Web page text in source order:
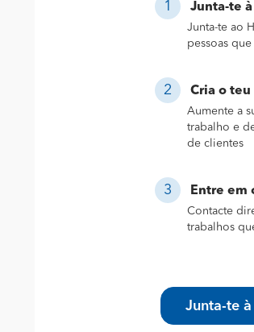
Junta-te
Junta-te ao
pessoas
Cria o
Aumente a
trabalho e
de clientes
Entre em
Contacte
trabalhos
Junta-te